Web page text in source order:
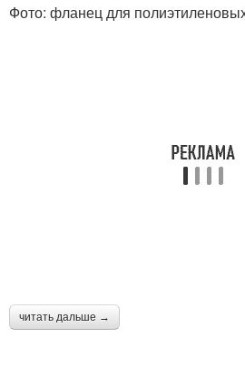
Фото: фланец для
читать дальше →